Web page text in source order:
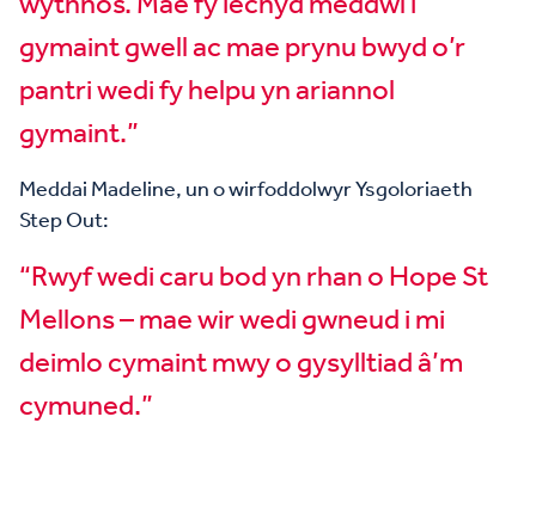
gymaint gwell ac mae prynu bwyd o’r
pantri wedi fy helpu yn ariannol
gymaint.”
Meddai Madeline, un o wirfoddolwyr Ysgoloriaeth
Step Out:
“Rwyf wedi caru bod yn rhan o Hope St
Mellons – mae wir wedi gwneud i mi
deimlo cymaint mwy o gysylltiad â’m
cymuned.”